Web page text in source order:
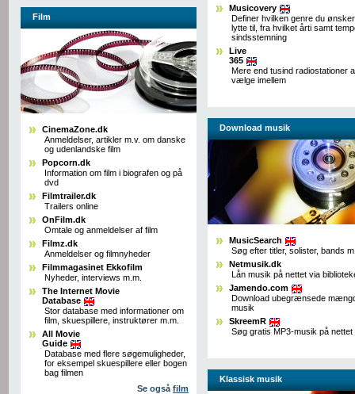
Film
CinemaZone.dk
Anmeldelser, artikler m.v. om danske
og udenlandske film
Popcorn.dk
Information om film i biografen og på
dvd
Filmtrailer.dk
Trailers online
OnFilm.dk
Omtale og anmeldelser af film
Filmz.dk
Anmeldelser og filmnyheder
Filmmagasinet Ekkofilm
Nyheder, interviews m.m.
The Internet Movie
Database
Stor database med informationer om
film, skuespillere, instruktører m.m.
All Movie
Guide
Database med flere søgemuligheder,
for eksempel skuespillere eller bogen
bag filmen
Se også film
Musicovery
Definer hvilken genre du
lytte til, fra hvilket årti samt
sindsstemning
Live
365
Mere end tusind radiostationer
vælge imellem
Download musik
MusicSearch
Søg efter titler, solister, bands
Netmusik.dk
Lån musik på nettet via
Jamendo.com
Download ubegrænsede
musik
SkreemR
Søg gratis MP3-musik på nettet
Klassisk musik